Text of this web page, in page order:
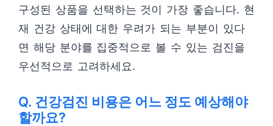
구성된 상품을 선택하는 것이 가장 좋습니다. 현
재 건강 상태에 대한 우려가 되는 부분이 있다
면 해당 분야를 집중적으로 볼 수 있는 검진을
우선적으로 고려하세요.
Q. 건강검진 비용은 어느 정도 예상해야
할까요?